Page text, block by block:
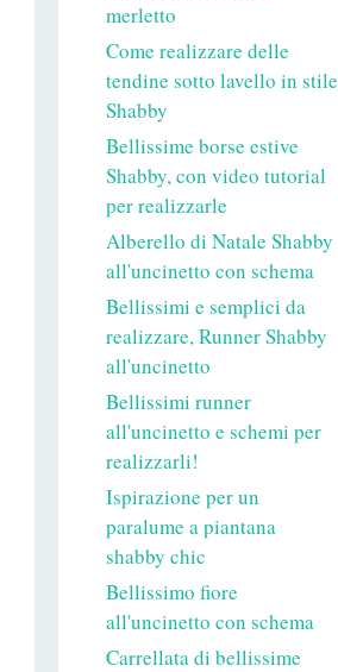
merletto
Come realizzare delle
tendine sotto lavello in stile
Shabby
Bellissime borse estive
Shabby, con video tutorial
per realizzarle
Alberello di Natale Shabby
all'uncinetto con schema
Bellissimi e semplici da
realizzare, Runner Shabby
all'uncinetto
Bellissimi runner
all'uncinetto e schemi per
realizzarli!
Ispirazione per un
paralume a piantana
shabby chic
Bellissimo fiore
all'uncinetto con schema
Carrellata di bellissime